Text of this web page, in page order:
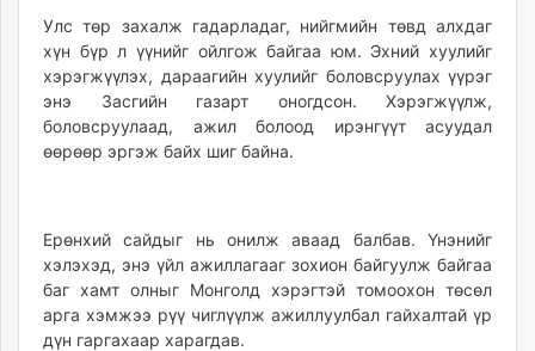
asu.mn
shudarga.mn
shuurhai.mn
unuudur.mn
isee.mn
itoim.mn
tumen.mn
shuum.mn
times.mn
Улс төр захалж гадарладаг, нийгмийн төвд алхдаг
хүн бүр л үүнийг ойлгож байгаа юм. Эхний хуулийг
хэрэгжүүлэх, дараагийн хуулийг боловсруулах үүрэг
энэ Засгийн газарт оногдсон. Хэрэгжүүлж,
боловсруулаад, ажил болоод ирэнгүүт асуудал
өөрөөр эргэж байх шиг байна.
Ерөнхий сайдыг нь онилж аваад балбав. Үнэнийг
хэлэхэд, энэ үйл ажиллагааг зохион байгуулж байгаа
баг хамт олныг Монголд хэрэгтэй томоохон төсөл
арга хэмжээ рүү чиглүүлж ажиллуулбал гайхалтай үр
дүн гаргахаар харагдав.